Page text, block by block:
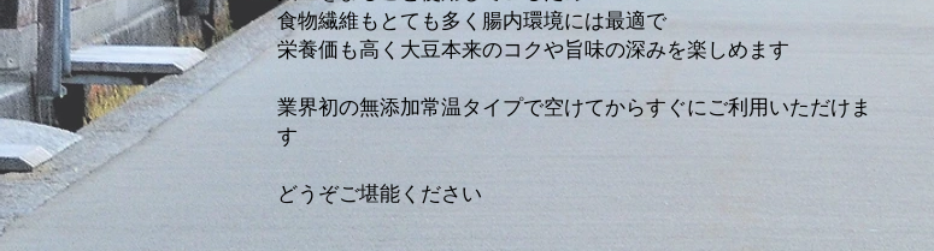
食物繊維もとても多く腸内環境には最適で
栄養価も高く大豆本来のコクや旨味の深みを楽しめます
業界初の無添加常温タイプで空けてからすぐにご利用いただけま
す
どうぞご堪能ください